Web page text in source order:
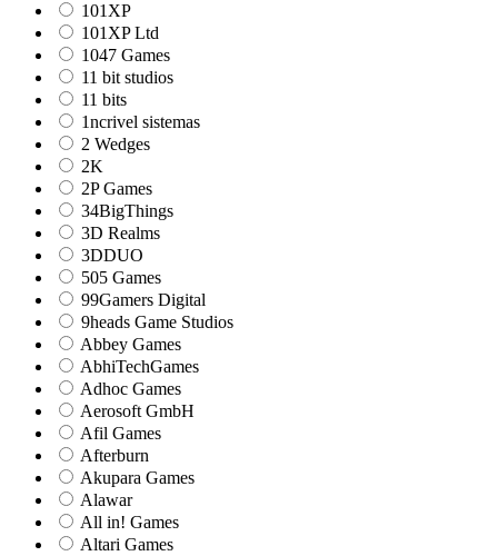
101XP
101XP Ltd
1047 Games
11 bit studios
11 bits
1ncrivel sistemas
2 Wedges
2K
2P Games
34BigThings
3D Realms
3DDUO
505 Games
99Gamers Digital
9heads Game Studios
Abbey Games
AbhiTechGames
Adhoc Games
Aerosoft GmbH
Afil Games
Afterburn
Akupara Games
Alawar
All in! Games
Altari Games